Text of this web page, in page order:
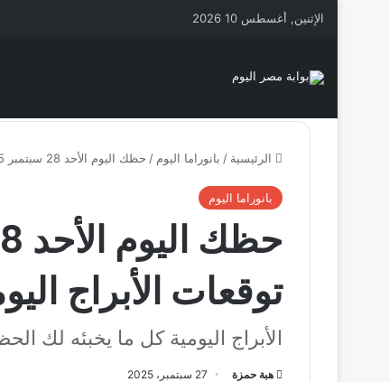
الإثنين, أغسطس 10 2026
الرئيسية / بانوراما اليوم / حظك اليوم الأحد 28 سبتمبر 2025.. توقعات الأبراج اليومية بالتفصيل لكل برج
بانوراما اليوم
توقعات الأبراج
الأبراج اليومية كل ما يخبئه لك
هبة حمزة 27 سبتمبر، 2025